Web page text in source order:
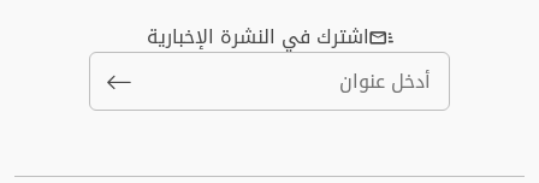
اشترك في النشرة الإخبارية